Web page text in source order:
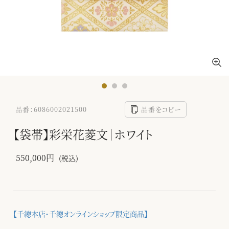
品番：6086002021500 品番をコピー
【袋帯】彩栄花菱文｜ホワイト
550,000円 (税込)
【千總本店・千總オンラインショップ限定商品】